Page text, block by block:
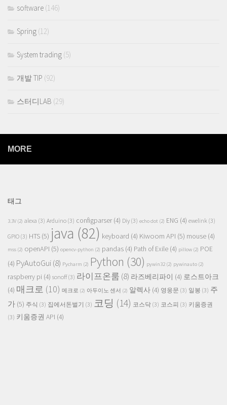
software (146)
Spring (12)
System trading (5)
개발 TIP (92)
스터디LAB (29)
MORE
태그
3.3V (2) alexa (3) Arduino (3) configparser(4) Diy (3) echo dot (2) ENG (4) ewelink (3)
GPIO (3) HTS (5) java (82) keyboard (4) Kiwoom API (5) mouse (4)
mss (2) openAPI (5) opencv-python (2) pandas (4) Path of Exile (4) pillow (2) POE
(4) PyAutoGui(8) Pycharm (2) Python (30) pywin32 (2) pywinauto (2)
raspberry pi (4) sonoff(3) 라이프온룸 (8) 라즈베리파이 (4) 로스트아크
(4) 매크로 (10) 메크로 (2) 아두이노 센서 (2) 알렉사 (4) 영웅문 (3) 일봉 (3) 주
가 (5) 주식 (3) 집에서돈벌기 (3) 코딩 (14) 코스닥 (3) 코스피 (3) 키움증권
(3) 키움증권 API (4)